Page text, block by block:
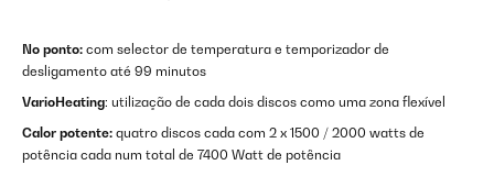
No ponto: com selector de temperatura e temporizador de
desligamento até 99 minutos
VarioHeating: utilização de cada dois discos como uma zona flexível
Calor potente: quatro discos cada com 2 x 1500 / 2000 watts de
potência cada num total de 7400 Watt de potência